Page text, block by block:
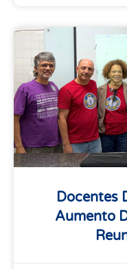
Docentes
Aumento